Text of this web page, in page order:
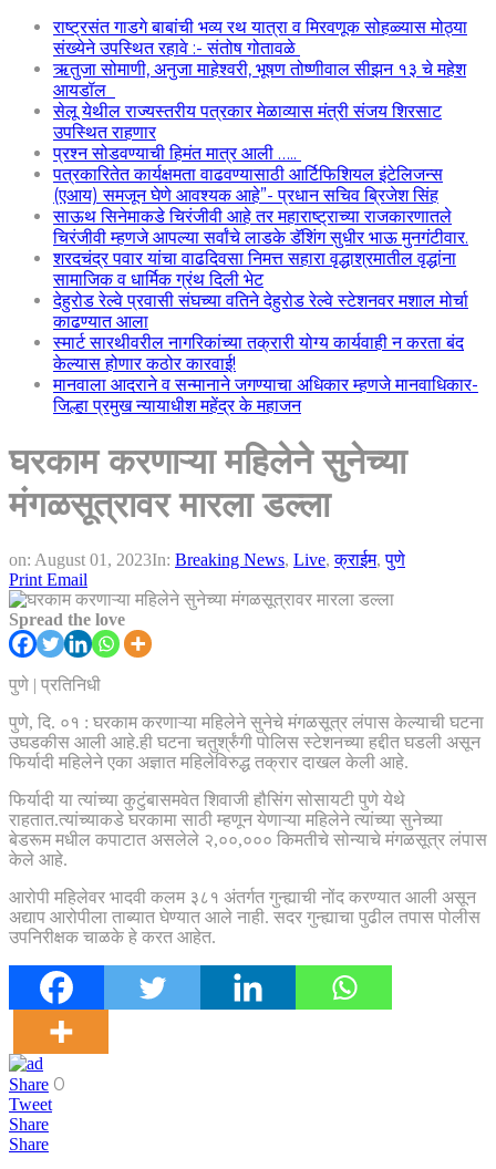
राष्ट्रसंत गाडगे बाबांची भव्य रथ यात्रा व मिरवणूक सोहळ्यास मोठ्या
संख्येने उपस्थित रहावे :- संतोष गोतावळे
ऋतुजा सोमाणी, अनुजा माहेश्वरी, भूषण तोष्णीवाल सीझन १३ चे महेश
आयडॉल
सेलू येथील राज्यस्तरीय पत्रकार मेळाव्यास मंत्री संजय शिरसाट
उपस्थित राहणार
प्रश्न सोडवण्याची हिमंत मात्र आली …..
पत्रकारितेत कार्यक्षमता वाढवण्यासाठी आर्टिफिशियल इंटेलिजन्स
(एआय) समजून घेणे आवश्यक आहे”- प्रधान सचिव ब्रिजेश सिंह
साऊथ सिनेमाकडे चिरंजीवी आहे तर महाराष्ट्राच्या राजकारणातले
चिरंजीवी म्हणजे आपल्या सर्वांचे लाडके डॅशिंग सुधीर भाऊ मुनगंटीवार.
शरदचंद्र पवार यांचा वाढदिवसा निमत्त सहारा वृद्धाश्रमातील वृद्धांना
सामाजिक व धार्मिक ग्रंथ दिली भेट
देहुरोड रेल्वे प्रवासी संघच्या वतिने देहुरोड रेल्वे स्टेशनवर मशाल मोर्चा
काढण्यात आला
स्मार्ट सारथीवरील नागरिकांच्या तक्रारी योग्य कार्यवाही न करता बंद
केल्यास होणार कठोर कारवाई!
मानवाला आदराने व सन्मानाने जगण्याचा अधिकार म्हणजे मानवाधिकार-
जिल्हा प्रमुख न्यायाधीश महेंद्र के महाजन
घरकाम करणाऱ्या महिलेने सुनेच्या
मंगळसूत्रावर मारला डल्ला
on: August 01, 2023In: Breaking News, Live,क्राईम,पुणे
Print Email
Spread the love
पुणे | प्रतिनिधी
पुणे, दि. ०१ : घरकाम करणाऱ्या महिलेने सुनेचे मंगळसूत्र लंपास केल्याची घटना
उघडकीस आली आहे.ही घटना चतुर्श्रुंगी पोलिस स्टेशनच्या हद्दीत घडली असून
फिर्यादी महिलेने एका अज्ञात महिलेविरुद्ध तक्रार दाखल केली आहे.
फिर्यादी या त्यांच्या कुटुंबासमवेत शिवाजी हौसिंग सोसायटी पुणे येथे
राहतात.त्यांच्याकडे घरकामा साठी म्हणून येणाऱ्या महिलेने त्यांच्या सुनेच्या
बेडरूम मधील कपाटात असलेले २,००,००० किमतीचे सोन्याचे मंगळसूत्र लंपास
केले आहे.
आरोपी महिलेवर भादवी कलम ३८१ अंतर्गत गुन्ह्याची नोंद करण्यात आली असून
अद्याप आरोपीला ताब्यात घेण्यात आले नाही. सदर गुन्ह्याचा पुढील तपास पोलीस
उपनिरीक्षक चाळके हे करत आहेत.
Share 0
Tweet
Share
Share